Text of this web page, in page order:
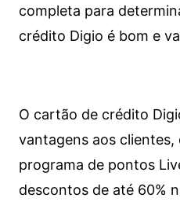
completa para
crédito Digio é bom e
O cartão de crédito
vantagens aos clientes,
programa de pontos
descontos de até 60%